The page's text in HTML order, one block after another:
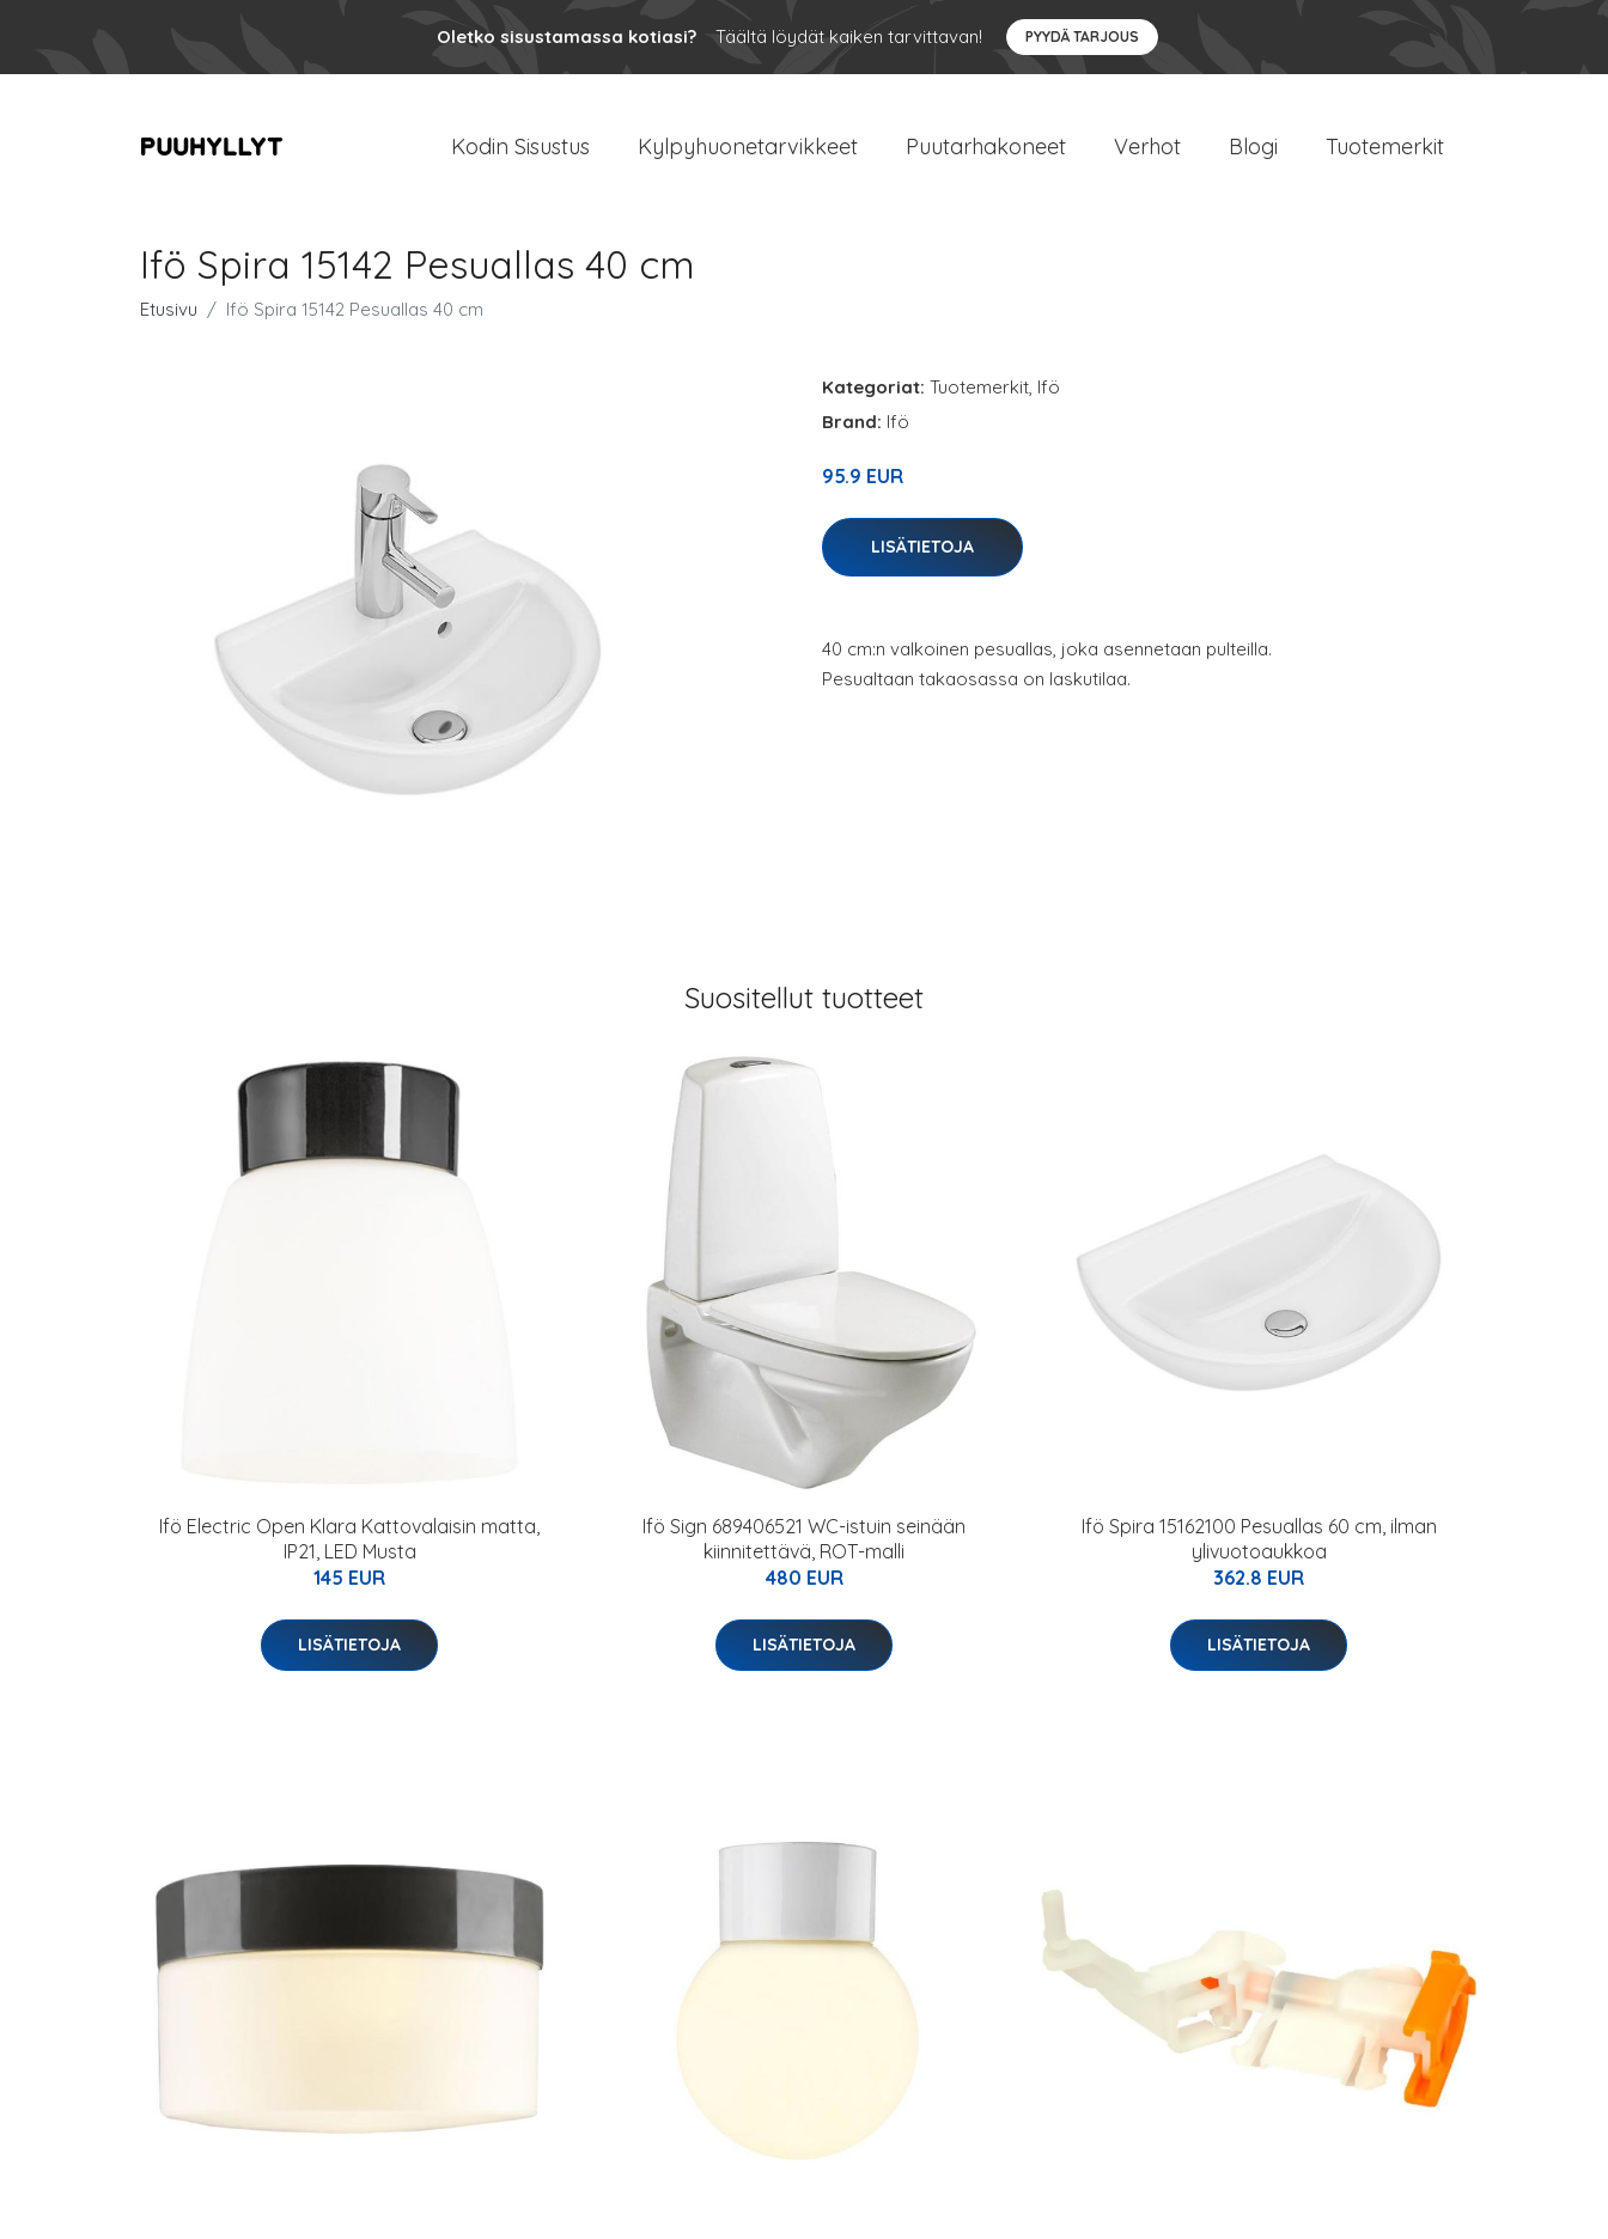
Oletko sisustamassa kotiasi? Täältä löydät kaiken tarvittavan! PYYDÄ TARJOUS
Kodin Sisustus Kylpyhuonetarvikkeet Puutarhakoneet Verhot Blogi Tuotemerkit
Ifö Spira 15142 Pesuallas 40 cm
Etusivu Ifö Spira 15142 Pesuallas 40 cm
Kategoriat: Tuotemerkit, Ifö
Brand: Ifö
95.9 EUR
LISÄTIETOJA
40 cm:n valkoinen pesuallas, joka asennetaan pulteilla.
Pesualtaan takaosassa on laskutilaa.
Suositellut tuotteet
Ifö Electric Open Klara Kattovalaisin matta,
IP21, LED Musta
145 EUR
LISÄTIETOJA
Ifö Sign 689406521 WC-istuin seinään
kiinnitettävä, ROT-malli
480 EUR
LISÄTIETOJA
Ifö Spira 15162100 Pesuallas 60 cm, ilman
ylivuotoaukkoa
362.8 EUR
LISÄTIETOJA